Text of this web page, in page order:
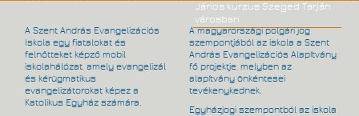
János kurzus Szeged Tarján
városban
A Szent András Evangelizációs
Iskola egy fiatalokat és
felnőtteket képző mobil
iskolahálózat, amely evangelizál
és kérügmatikus
evangelizátorokat képez a
Katolikus Egyház számára.
A magyarországi polgári jog
szempontjából az iskola a Szent
András Evangelizációs Alapítvány
fő projektje, melyben az
alapítvány önkéntesei
tevékenykednek.
Egyházjogi szempontból az iskola